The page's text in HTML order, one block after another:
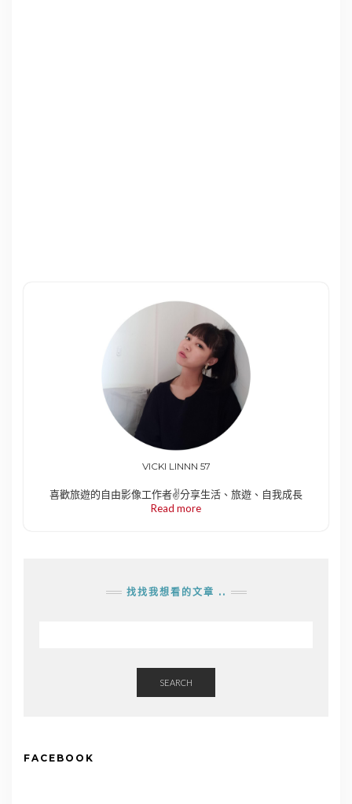
VICKI LINNN 57
喜歡旅遊的自由影像工作者✌️分享生活、旅遊、自我成長
Read more
找找我想看的文章 ..
SEARCH
FACEBOOK